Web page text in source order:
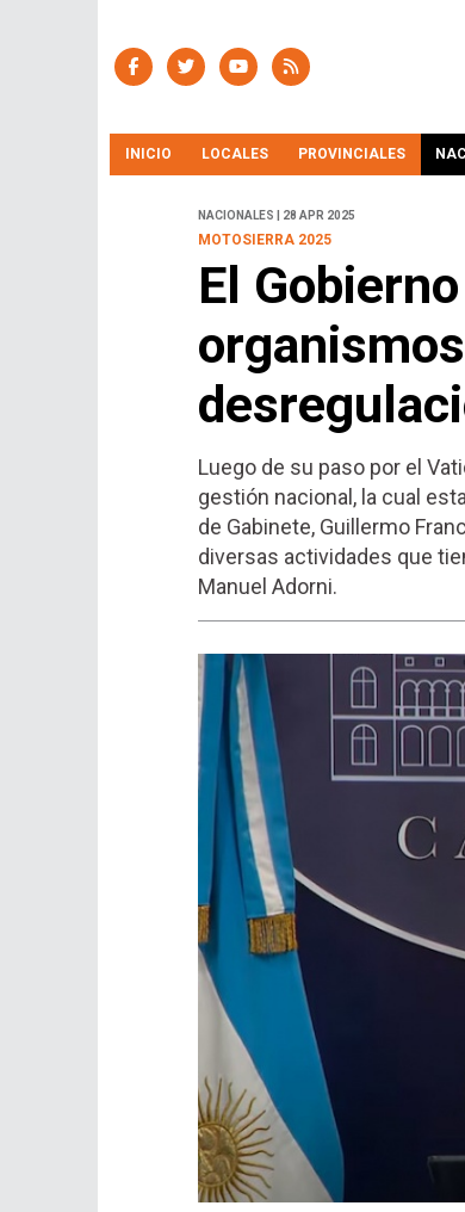
INICIO LOCALES PROVINCIALES
NACIONALES | 28 APR 2025
MOTOSIERRA 2025
El
Luego de su paso por el
gestión nacional, la cual
de Gabinete, Guillermo
diversas actividades que
Manuel Adorni.